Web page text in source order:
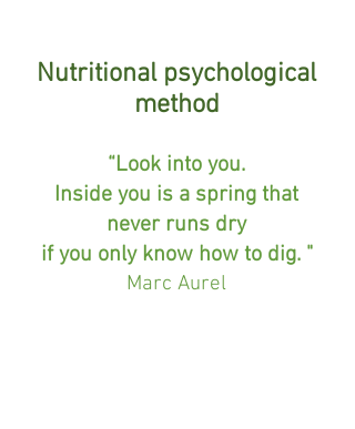
Nutritional psychological
method
“Look into you.
Inside you is a spring that
never runs dry
if you only know how to dig. "
Marc Aurel